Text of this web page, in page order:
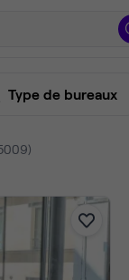
Type de bureaux